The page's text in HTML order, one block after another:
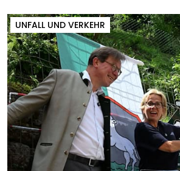
UNFALL UND VERKEHR